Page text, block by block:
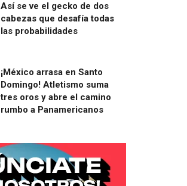
Así se ve el gecko de dos
cabezas que desafía todas
las probabilidades
¡México arrasa en Santo
Domingo! Atletismo suma
tres oros y abre el camino
rumbo a Panamericanos